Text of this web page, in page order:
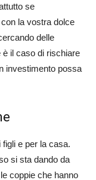
se
la vostra dolce
delle
il caso di rischiare
investimento possa
e per la casa.
si sta dando da
coppie che hanno